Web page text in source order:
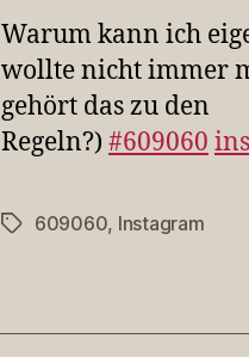
Warum kann ich
wollte nicht immer
gehört das zu den
Regeln?) #609060
Schlagwörter
609060, Instagram